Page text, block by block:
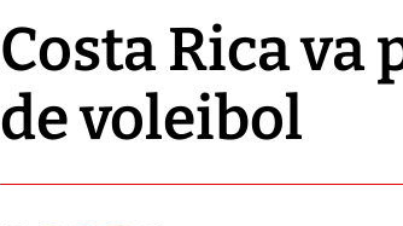
Costa Rica va
de voleibol